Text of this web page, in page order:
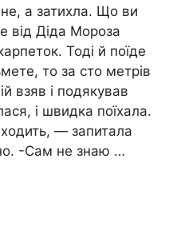
а затихла. Що ви
від Діда Мороза
Тоді й поїде
то за сто метрів
взяв і подякував
і швидка поїхала.
— запитала
-Сам не знаю …